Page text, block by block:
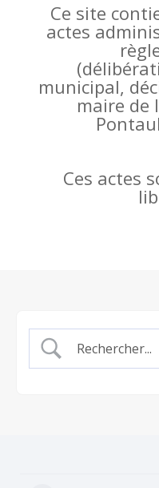
Ce site
actes
(
municipal,
maire de
Ces actes